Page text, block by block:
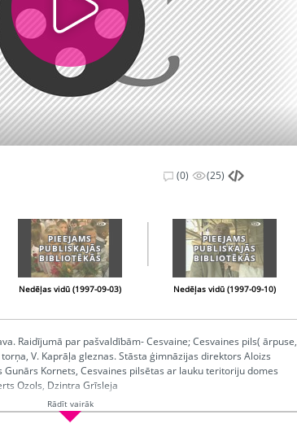
(0) (25)
PIEEJAMS
PUBLISKAJĀS
BIBLIOTĒKĀS
Nedēļas vidū (1997-09-03)
PIEEJAMS
PUBLISKAJĀS
BIBLIOTĒKĀS
Nedēļas vidū (1997-09-10)
Raidījumā par pašvaldībām- Cesvaine; Cesvaines pils( ārpuse,
V. Kaprāļa gleznas. Stāsta ģimnāzijas direktors Aloizs
Kornets, Cesvaines pilsētas ar lauku teritoriju domes
Ozols, Dzintra Grīsleja
Rādīt vairāk